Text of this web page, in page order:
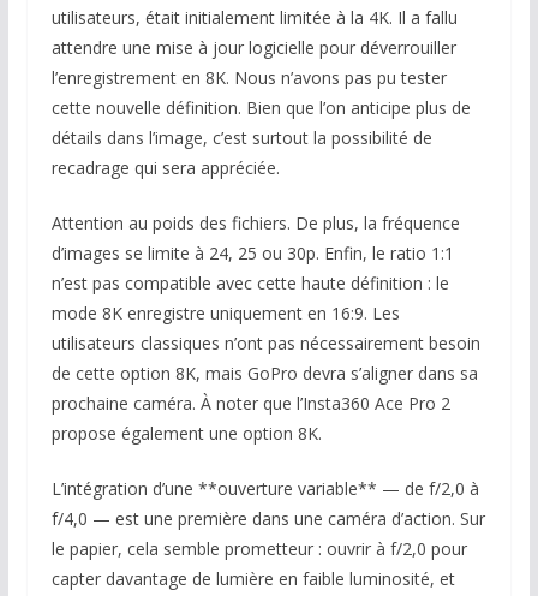
utilisateurs, était initialement limitée à la 4K. Il a fallu
attendre une mise à jour logicielle pour déverrouiller
l’enregistrement en 8K. Nous n’avons pas pu tester
cette nouvelle définition. Bien que l’on anticipe plus de
détails dans l’image, c’est surtout la possibilité de
recadrage qui sera appréciée.
Attention au poids des fichiers. De plus, la fréquence
d’images se limite à 24, 25 ou 30p. Enfin, le ratio 1:1
n’est pas compatible avec cette haute définition : le
mode 8K enregistre uniquement en 16:9. Les
utilisateurs classiques n’ont pas nécessairement besoin
de cette option 8K, mais GoPro devra s’aligner dans sa
prochaine caméra. À noter que l’Insta360 Ace Pro 2
propose également une option 8K.
L’intégration d’une **ouverture variable** — de f/2,0 à
f/4,0 — est une première dans une caméra d’action. Sur
le papier, cela semble prometteur : ouvrir à f/2,0 pour
capter davantage de lumière en faible luminosité, et